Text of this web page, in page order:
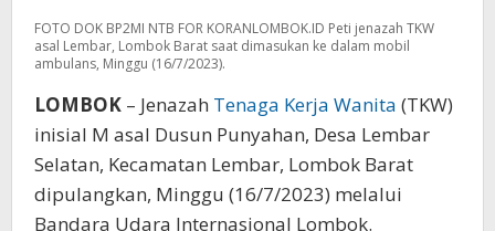
FOTO DOK BP2MI NTB FOR KORANLOMBOK.ID Peti jenazah TKW
asal Lembar, Lombok Barat saat dimasukan ke dalam mobil
ambulans, Minggu (16/7/2023).
LOMBOK – Jenazah Tenaga Kerja Wanita (TKW)
inisial M asal Dusun Punyahan, Desa Lembar
Selatan, Kecamatan Lembar, Lombok Barat
dipulangkan, Minggu (16/7/2023) melalui
Bandara Udara Internasional Lombok.